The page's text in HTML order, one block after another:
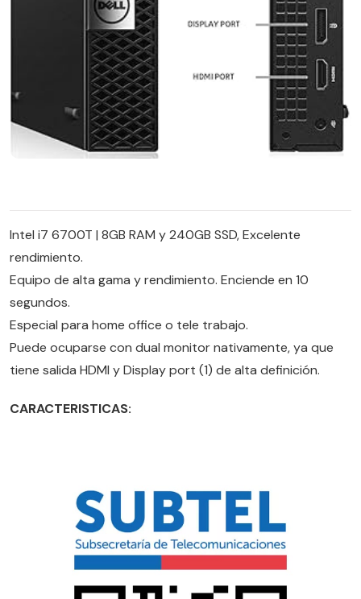
Intel i7 6700T | 8GB RAM y 240GB SSD, Excelente
rendimiento.
Equipo de alta gama y rendimiento. Enciende en 10
segundos.
Especial para home office o tele trabajo.
Puede ocuparse con dual monitor nativamente, ya que
tiene salida HDMI y Display port (1) de alta definición.
CARACTERISTICAS: